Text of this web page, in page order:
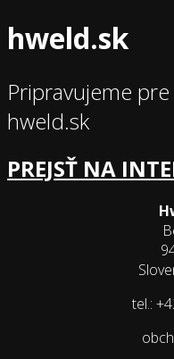
hweld.sk
Pripravujeme
hweld.sk
PREJSŤ NA
tel.: